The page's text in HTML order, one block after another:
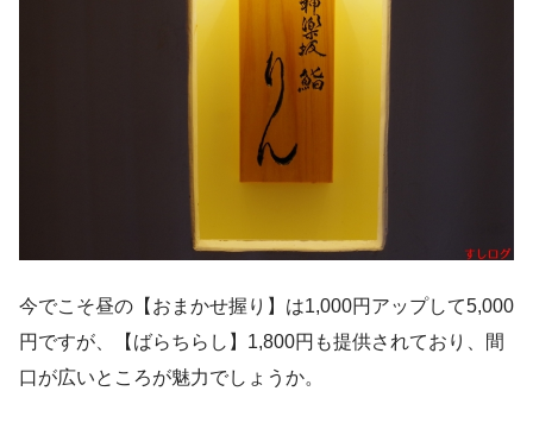
今でこそ昼の【おまかせ握り】は1,000円アップして5,000
円ですが、【ばらちらし】1,800円も提供されており、間
口が広いところが魅力でしょうか。